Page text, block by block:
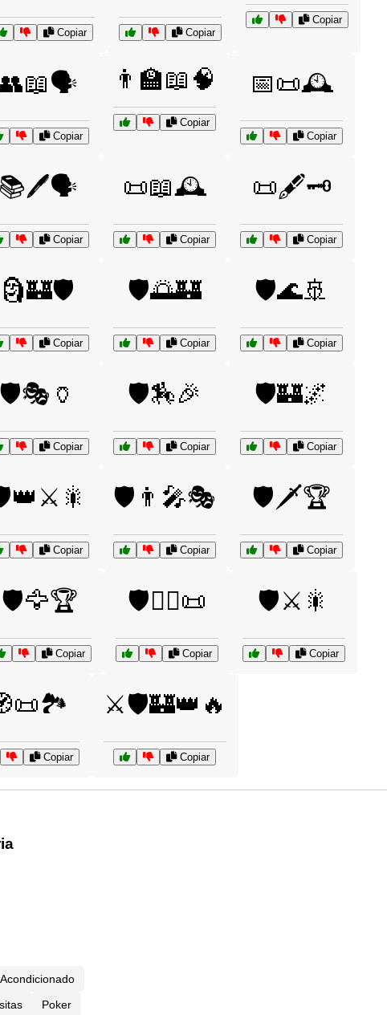
Copiar Copiar
Copiar
Copiar
👨‍🏫📖🧠
Copiar
📅📜🕰️
Copiar
📚🖊️🗣️
Copiar
📜📖🕰️
Copiar
📜🖋️🗝️
Copiar
🗿🏰🛡️
Copiar
🛡️🌅🏰
Copiar
🛡️🌊🚢
Copiar
🛡️🎭🏺
Copiar
🛡️🏇🎉
Copiar
🛡️🏰🌌
Copiar
Copiar
🛡️👨‍🎤🎭
Copiar
🛡️🗡️🏆
Copiar
🛡️🦅🏆
Copiar
🛡️🧙‍♂️📜
Copiar
🛡️⚔️🎇
Copiar
Copiar
⚔️🛡️🏰👑🔥
Copiar
Poker